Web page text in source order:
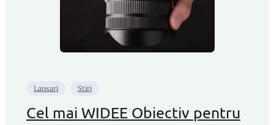
Lansari Stiri
Cel mai WIDEE Obiectiv pentru